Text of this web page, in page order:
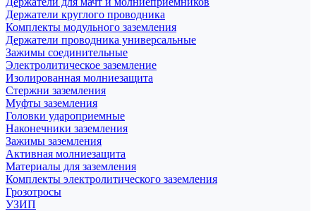
Держатели круглого проводника
Комплекты модульного заземления
Держатели проводника универсальные
Зажимы соединительные
Электролитическое заземление
Изолированная молниезащита
Стержни заземления
Муфты заземления
Головки удароприемные
Наконечники заземления
Зажимы заземления
Активная молниезащита
Материалы для заземления
Комплекты электролитического заземления
Грозотросы
УЗИП